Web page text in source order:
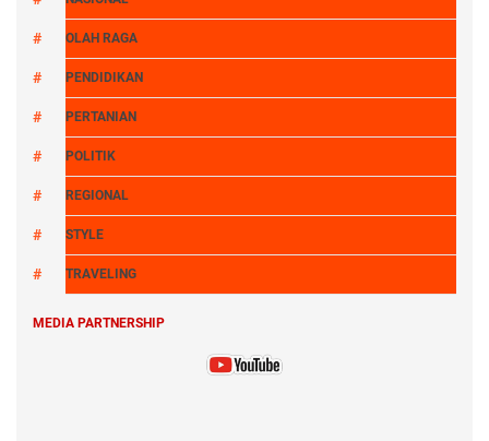
OLAH RAGA
PENDIDIKAN
PERTANIAN
POLITIK
REGIONAL
STYLE
TRAVELING
MEDIA PARTNERSHIP